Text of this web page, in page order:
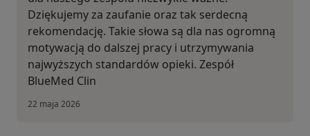
Dziękujemy za zaufanie oraz tak serdecną
rekomendację. Takie słowa są dla nas ogromną
motywacją do dalszej pracy i utrzymywania
najwyższych standardów opieki. Zespół
BlueMed Clin
22 maja 2026